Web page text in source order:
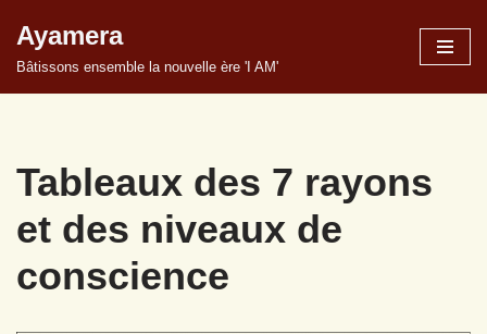
Aller
Ayamera
Bâtissons ensemble la nouvelle ère 'I AM'
Tableaux des 7 rayons
et des niveaux de
conscience